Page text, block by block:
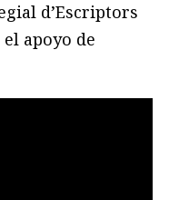
d’Escriptors
apoyo de